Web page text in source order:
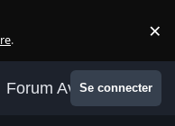
. ×
Forum AvexSe connecter